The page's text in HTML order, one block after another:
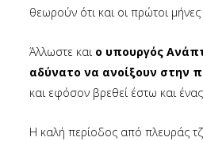
θεωρούν ότι και οι πρώτοι
Άλλωστε και ο υπουργός
αδύνατο να ανοίξουν στην
και εφόσον βρεθεί έστω και
Η καλή περίοδος από πλευράς